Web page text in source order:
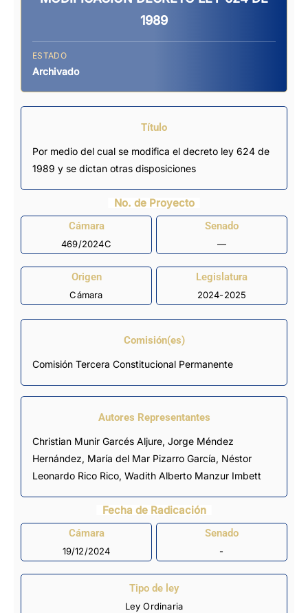
1989
ESTADO
Archivado
Título
Por medio del cual se modifica el decreto ley 624 de
1989 y se dictan otras disposiciones
No. de Proyecto
Cámara
469/2024C
Senado
—
Origen
Cámara
Legislatura
2024-2025
Comisión(es)
Comisión Tercera Constitucional Permanente
Autores Representantes
Christian Munir Garcés Aljure, Jorge Méndez
Hernández, María del Mar Pizarro García, Néstor
Leonardo Rico Rico, Wadith Alberto Manzur Imbett
Fecha de Radicación
Cámara
19/12/2024
Senado
-
Tipo de ley
Ley Ordinaria